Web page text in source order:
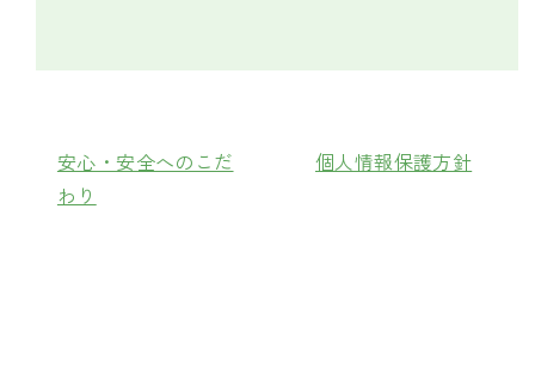
安心・安全へのこだ
わり
個人情報保護方針